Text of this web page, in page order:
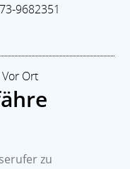
9682351
Ort
zu